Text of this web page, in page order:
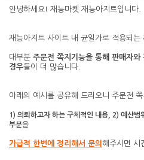
안녕하세요! 재능마켓 재능아지트입니다.
재능아지트 사이트 내 균일가로 적용되는
대부분 주문전 쪽지기능을 통해 판매자
경우들이 더 많습니다.
아래의 예시를 공유해 드리오니 주문전 쪽
1) 의뢰하고자 하는 구체적인 내용, 2) 예산
부분을
가급적 한번에 정리해서 문의 해주시면 시